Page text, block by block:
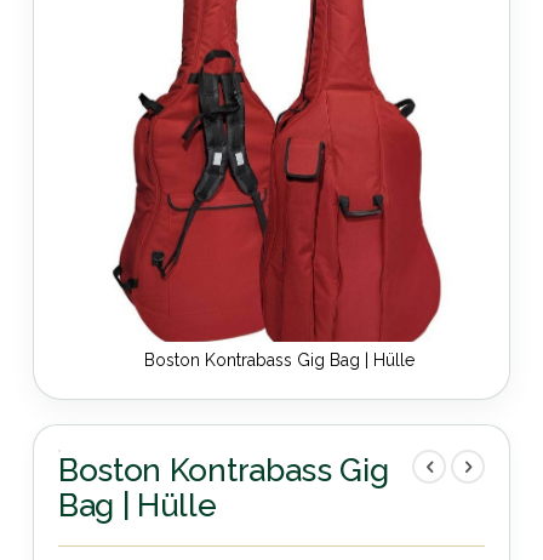
Boston Kontrabass Gig Bag | Hülle
Zum
Anfang
der
Bildergalerie
springen
Boston Kontrabass Gig
Bag | Hülle